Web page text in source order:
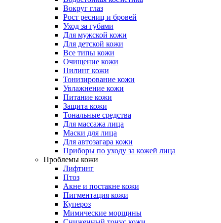
Вокруг глаз
Рост ресниц и бровей
Уход за губами
Для мужской кожи
Для детской кожи
Все типы кожи
Очищение кожи
Пилинг кожи
Тонизирование кожи
Увлажнение кожи
Питание кожи
Защита кожи
Тональные средства
Для массажа лица
Маски для лица
Для автозагара кожи
Приборы по уходу за кожей лица
Проблемы кожи
Лифтинг
Птоз
Акне и постакне кожи
Пигментация кожи
Купероз
Мимические морщины